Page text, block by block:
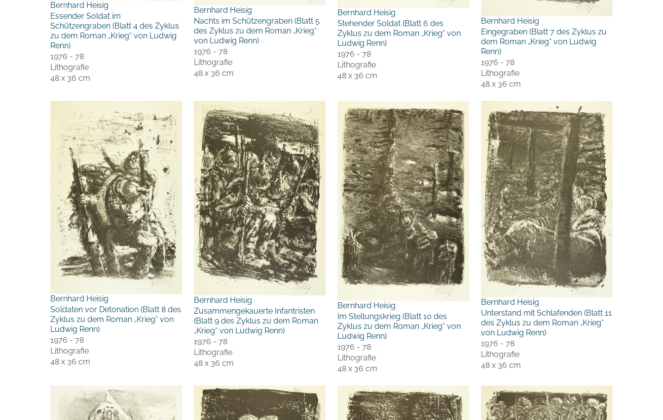
Bernhard Heisig
Essender Soldat im
Schützengraben (Blatt 4 des Zyklus
zu dem Roman „Krieg“ von Ludwig
Renn)
1976 - 78
Lithografie
48 x 36 cm
Bernhard Heisig
Nachts im Schützengraben (Blatt 5
des Zyklus zu dem Roman „Krieg“
von Ludwig Renn)
1976 - 78
Lithografie
48 x 36 cm
Bernhard Heisig
Stehender Soldat (Blatt 6 des
Zyklus zu dem Roman „Krieg“ von
Ludwig Renn)
1976 - 78
Lithografie
48 x 36 cm
Bernhard Heisig
Eingegraben (Blatt 7 des Zyklus zu
dem Roman „Krieg“ von Ludwig
Renn)
1976 - 78
Lithografie
48 x 36 cm
Bernhard Heisig
Soldaten vor Detonation (Blatt 8 des
Zyklus zu dem Roman „Krieg“ von
Ludwig Renn)
1976 - 78
Lithografie
48 x 36 cm
Bernhard Heisig
Zusammengekauerte Infantristen
(Blatt 9 des Zyklus zu dem Roman
„Krieg“ von Ludwig Renn)
1976 - 78
Lithografie
48 x 36 cm
Bernhard Heisig
Im Stellungskrieg (Blatt 10 des
Zyklus zu dem Roman „Krieg“ von
Ludwig Renn)
1976 - 78
Lithografie
48 x 36 cm
Bernhard Heisig
Unterstand mit Schlafenden (Blatt 11
des Zyklus zu dem Roman „Krieg“
von Ludwig Renn)
1976 - 78
Lithografie
48 x 36 cm